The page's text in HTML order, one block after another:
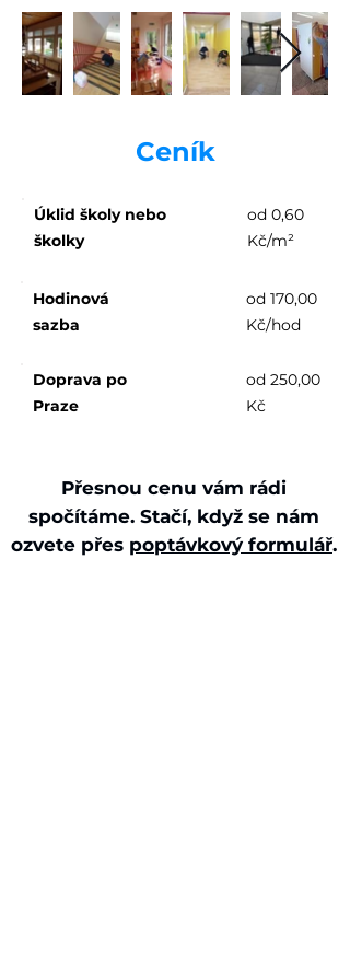
Ceník
Úklid školy nebo
školky
od 0,60
Kč/m²
Hodinová
sazba
od 170,00
Kč/hod
Doprava po
Praze
od 250,00
Kč
Přesnou cenu vám rádi
spočítáme. Stačí, když se nám
ozvete přes poptávkový formulář.